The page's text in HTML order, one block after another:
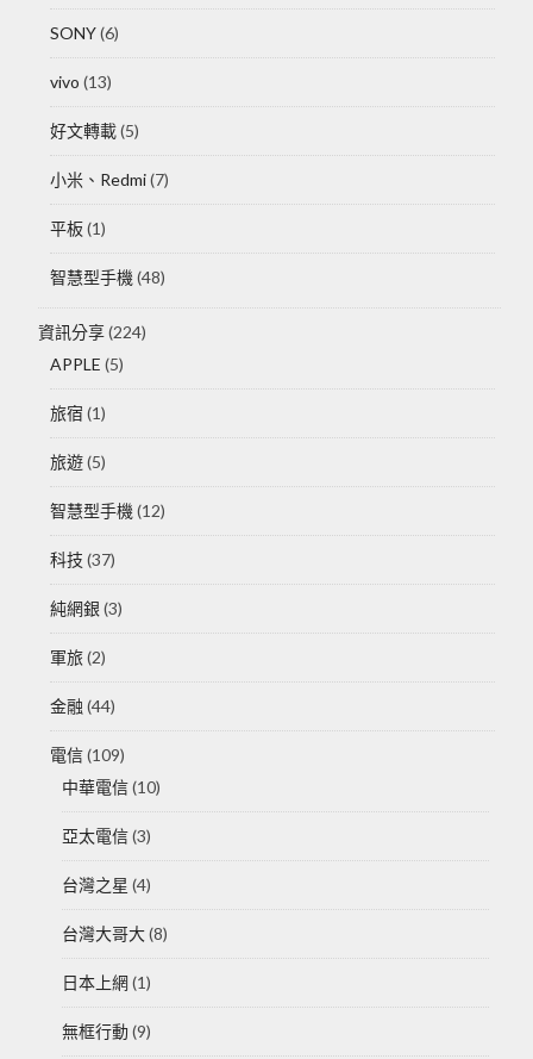
SONY(6)
vivo (13)
好文轉載(5)
小米、Redmi(7)
平板(1)
智慧型手機 (48)
資訊分享(224)
APPLE (5)
旅宿 (1)
旅遊(5)
智慧型手機 (12)
科技 (37)
純網銀 (3)
軍旅(2)
金融 (44)
電信(109)
中華電信(10)
亞太電信(3)
台灣之星 (4)
台灣大哥大(8)
日本上網(1)
無框行動(9)